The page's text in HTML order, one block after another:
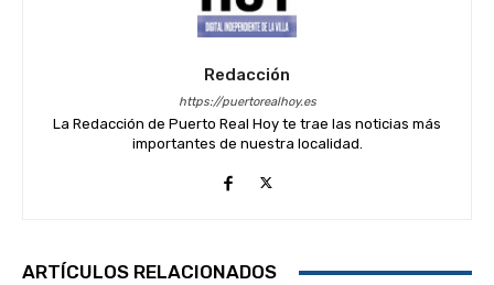
Redacción
https://puertorealhoy.es
La Redacción de Puerto Real Hoy te trae las noticias más
importantes de nuestra localidad.
ARTÍCULOS RELACIONADOS